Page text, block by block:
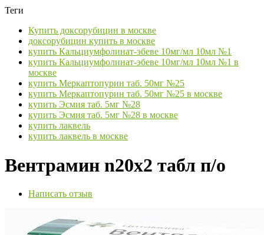
Теги
Купить доксорубицин в москве
доксорубицин купить в москве
купить Кальциумфолинат-эбеве 10мг/мл 10мл №1
купить Кальциумфолинат-эбеве 10мг/мл 10мл №1 в
москве
купить Меркаптопурин таб. 50мг №25
купить Меркаптопурин таб. 50мг №25 в москве
купить Эсмия таб. 5мг №28
купить Эсмия таб. 5мг №28 в москве
купить лаквель
купить лаквель в москве
Вентрамин n20х2 табл п/о
Написать отзыв